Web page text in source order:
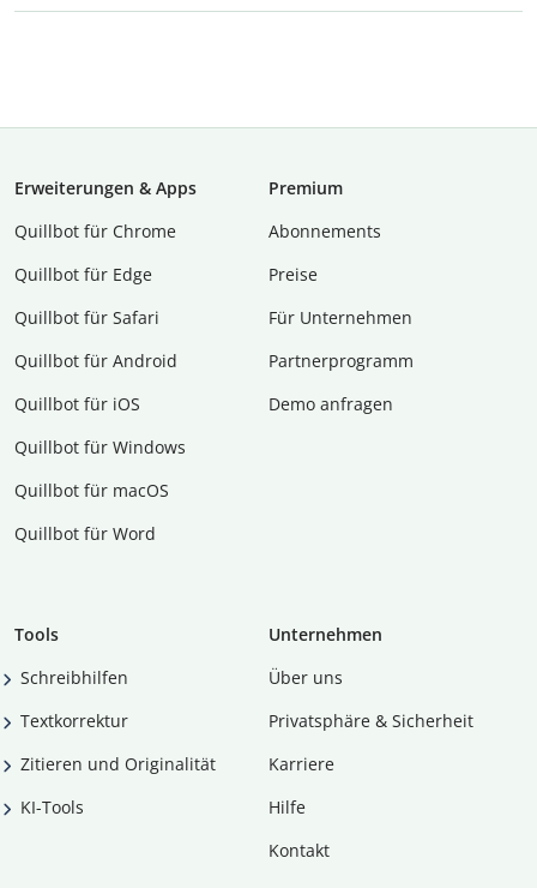
Erweiterungen & Apps
Quillbot für Chrome
Quillbot für Edge
Quillbot für Safari
Quillbot für Android
Quillbot für iOS
Quillbot für Windows
Quillbot für macOS
Quillbot für Word
Premium
Abon­ne­ments
Preise
Für Unternehmen
Partnerprogramm
Demo anfragen
Tools
Schreibhilfen
Textkorrektur
Zitieren und Originalität
KI-Tools
Unternehmen
Über uns
Privatsphäre & Sicherheit
Karriere
Hilfe
Kontakt